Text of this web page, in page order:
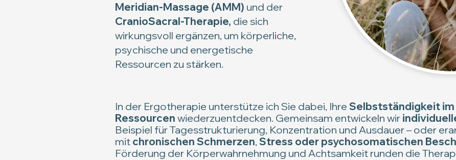
Meridian-Massage (AMM) und der
CranioSacral-Therapie, die sich
wirkungsvoll ergänzen, um körperliche,
psychische und energetische
Ressourcen zu stärken.
In der Ergotherapie unterstütze ich Sie dabei, Ihre Selbstständigkeit
Ressourcen wiederzuentdecken. Gemeinsam entwickeln wir
Beispiel für Tagesstrukturierung, Konzentration und Ausdauer – oder
mit chronischen Schmerzen, Stress oder psychosomatischen
Förderung der Körperwahrnehmung und Achtsamkeit runden die